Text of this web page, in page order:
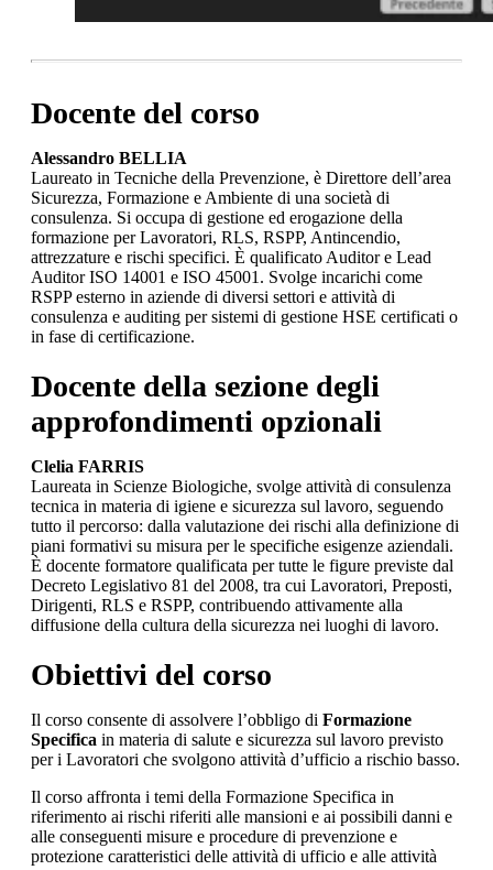
Docente del corso
Alessandro BELLIA
Laureato in Tecniche della Prevenzione, è Direttore dell’area
Sicurezza, Formazione e Ambiente di una società di
consulenza. Si occupa di gestione ed erogazione della
formazione per Lavoratori, RLS, RSPP, Antincendio,
attrezzature e rischi specifici. È qualificato Auditor e Lead
Auditor ISO 14001 e ISO 45001. Svolge incarichi come
RSPP esterno in aziende di diversi settori e attività di
consulenza e auditing per sistemi di gestione HSE certificati o
in fase di certificazione.
Docente della sezione degli
approfondimenti opzionali
Clelia FARRIS
Laureata in Scienze Biologiche, svolge attività di consulenza
tecnica in materia di igiene e sicurezza sul lavoro, seguendo
tutto il percorso: dalla valutazione dei rischi alla definizione di
piani formativi su misura per le specifiche esigenze aziendali.
È docente formatore qualificata per tutte le figure previste dal
Decreto Legislativo 81 del 2008, tra cui Lavoratori, Preposti,
Dirigenti, RLS e RSPP, contribuendo attivamente alla
diffusione della cultura della sicurezza nei luoghi di lavoro.
Obiettivi del corso
Il corso consente di assolvere l’obbligo di Formazione
Specifica in materia di salute e sicurezza sul lavoro previsto
per i Lavoratori che svolgono attività d’ufficio a rischio basso.
Il corso affronta i temi della Formazione Specifica in
riferimento ai rischi riferiti alle mansioni e ai possibili danni e
alle conseguenti misure e procedure di prevenzione e
protezione caratteristici delle attività di ufficio e alle attività